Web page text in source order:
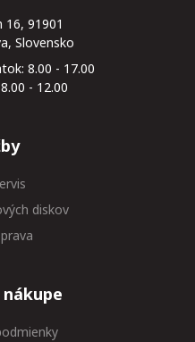
16, 91901
Slovensko
8.00 - 17.00
- 12.00
diskov